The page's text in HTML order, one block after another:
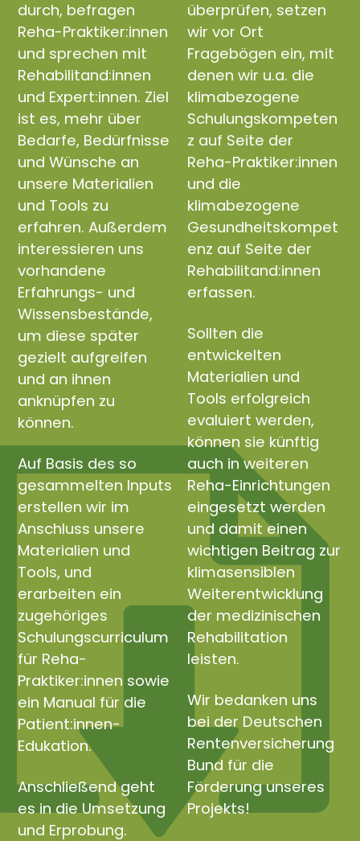
durch, befragen
Reha-Praktiker:innen
und sprechen mit
Rehabilitand:innen
und Expert:innen. Ziel
ist es, mehr über
Bedarfe, Bedürfnisse
und Wünsche an
unsere Materialien
und Tools zu
erfahren. Außerdem
interessieren uns
vorhandene
Erfahrungs- und
Wissensbestände,
um diese später
gezielt aufgreifen
und an ihnen
anknüpfen zu
können.
Auf Basis des so
gesammelten Inputs
erstellen wir im
Anschluss unsere
Materialien und
Tools, und
erarbeiten ein
zugehöriges
Schulungscurriculum
für Reha-
Praktiker:innen sowie
ein Manual für die
Patient:innen-
Edukation.
Anschließend geht
es in die Umsetzung
und Erprobung.
überprüfen, setzen
wir vor Ort
Fragebögen ein, mit
denen wir u.a. die
klimabezogene
Schulungskompeten
z auf Seite der
Reha-Praktiker:innen
und die
klimabezogene
Gesundheitskompet
enz auf Seite der
Rehabilitand:innen
erfassen.
Sollten die
entwickelten
Materialien und
Tools erfolgreich
evaluiert werden,
können sie künftig
auch in weiteren
Reha-Einrichtungen
eingesetzt werden
und damit einen
wichtigen Beitrag zur
klimasensiblen
Weiterentwicklung
der medizinischen
Rehabilitation
leisten.
Wir bedanken uns
bei der Deutschen
Rentenversicherung
Bund für die
Förderung unseres
Projekts!